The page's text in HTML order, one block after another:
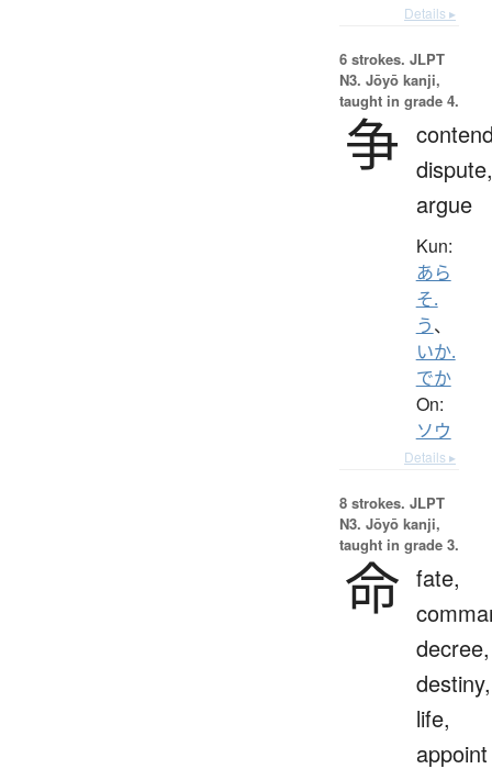
Details ▸
6 strokes. JLPT
N3. Jōyō kanji,
taught in grade 4.
争 dispute,
argue
Kun:
あら
そ.
う、
いか.
でか
On:
ソウ
Details ▸
8 strokes. JLPT
N3. Jōyō kanji,
taught in grade 3.
命 fate,
decree,
destiny,
life,
appoint